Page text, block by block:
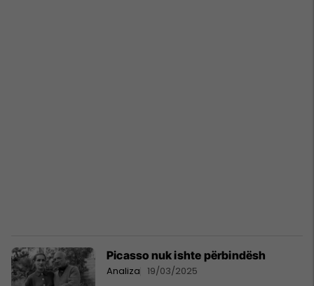
Picasso nuk ishte përbindësh
Analiza 19/03/2025